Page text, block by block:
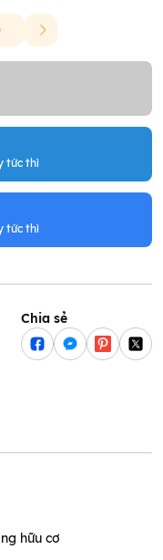
tức thì
tức thì
Chia sẻ
hữu cơ